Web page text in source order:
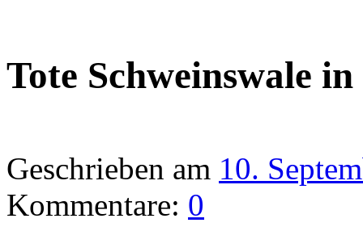
Tote Schweinswale in
Geschrieben am 10.
Kommentare: 0